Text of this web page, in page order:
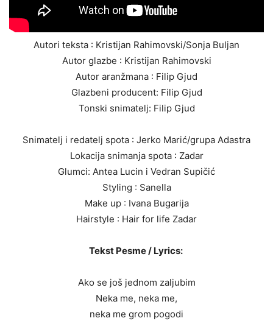
Autori teksta : Kristijan Rahimovski/Sonja Buljan
Autor glazbe : Kristijan Rahimovski
Autor aranžmana : Filip Gjud
Glazbeni producent: Filip Gjud
Tonski snimatelj: Filip Gjud
Snimatelj i redatelj spota : Jerko Marić/grupa Adastra
Lokacija snimanja spota : Zadar
Glumci: Antea Lucin i Vedran Supičić
Styling : Sanella
Make up : Ivana Bugarija
Hairstyle : Hair for life Zadar
Tekst Pesme / Lyrics:
Ako se još jednom zaljubim
Neka me, neka me,
neka me grom pogodi